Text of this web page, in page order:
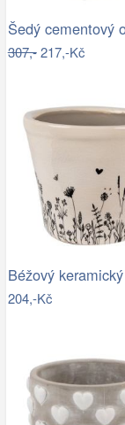
307,-217,-Kč
204,-Kč